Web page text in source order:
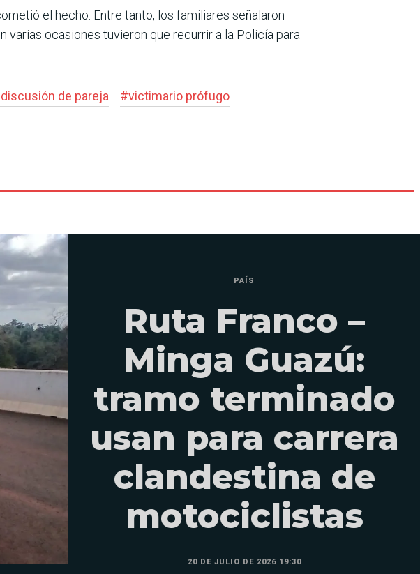
el hecho. Entre tanto, los familiares señalaron
varias ocasiones tuvieron que recurrir a la Policía para
discusión de pareja #victimario prófugo
PAÍS
Ruta Franco –
Minga Guazú:
tramo terminado
usan para carrera
clandestina de
motociclistas
20 DE JULIO DE 2026 19:30